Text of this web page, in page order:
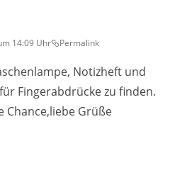
14:09 Uhr Permalink
Notizheft und
Fingerabdrücke zu finden.
Chance,liebe Grüße